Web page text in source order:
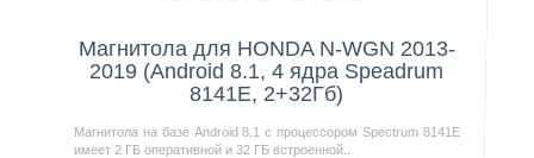
Магнитола для HONDA N-WGN 2013-
2019 (Android 8.1, 4 ядра Speadrum
8141E, 2+32Гб)
Магнитола на базе Android 8.1 с процессором Spectrum 8141E
имеет 2 ГБ оперативной и 32 ГБ встроенной..